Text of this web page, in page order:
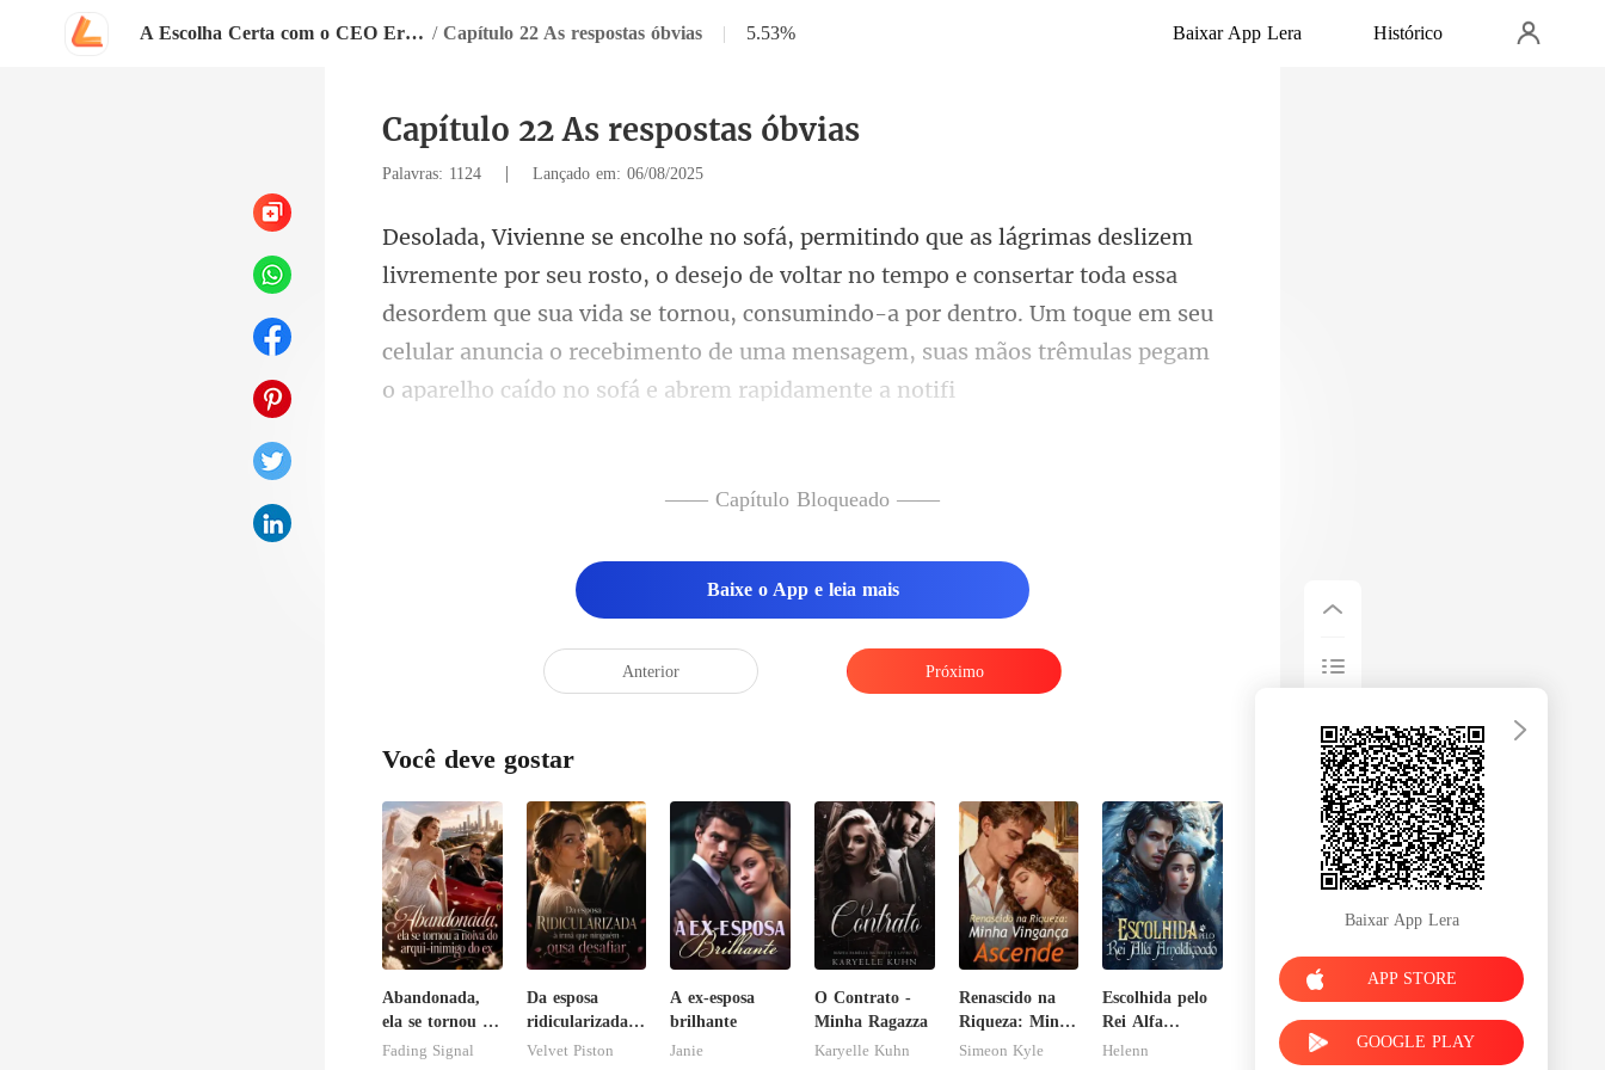
A Escolha Certa com o CEO Errado / Capítulo 22 As respostas óbvias | 5.53% Baixar App Lera Histórico
Capítulo 22 As respostas óbvias
Palavras: 1124 | Lançado em: 06/08/2025
tar no tempo e consertar toda essa
desordem que sua vida se tornou, consumindo-a por dentro. Um toque em seu
celular
—— Capítulo Bloqueado ——
Baixe o App e leia mais
Anterior Próximo
Você deve gostar
Abandonada,
ela se tornou a
noiva do arqui-
Fading Signal
Da esposa
ridicularizada à
irmã que
Velvet Piston
A ex-esposa
brilhante
Janie
O Contrato -
Minha Ragazza
Karyelle Kuhn
Renascido na
Riqueza: Minha
Vingança
Simeon Kyle
Escolhida pelo
Rei Alfa
Amaldiçoado
Helenn
Baixar App Lera
APP STORE
GOOGLE PLAY